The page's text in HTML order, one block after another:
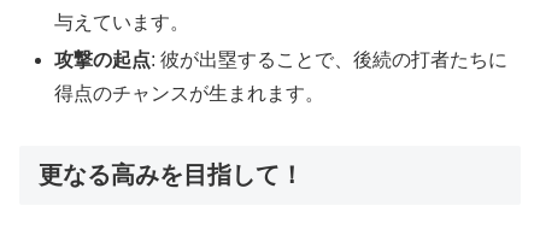
与えています。
攻撃の起点: 彼が出塁することで、後続の打者たちに
得点のチャンスが生まれます。
更なる高みを目指して！